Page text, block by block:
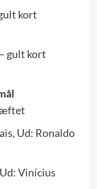
kort
gult kort
Ud: Ronaldo
Vinícius